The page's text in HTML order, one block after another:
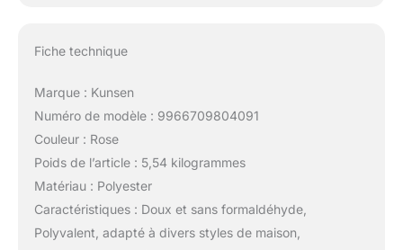
Fiche technique
Marque : Kunsen
Numéro de modèle : 9966709804091
Couleur : Rose
Poids de l’article : 5,54 kilogrammes
Matériau : Polyester
Caractéristiques : Doux et sans formaldéhyde,
Polyvalent, adapté à divers styles de maison,